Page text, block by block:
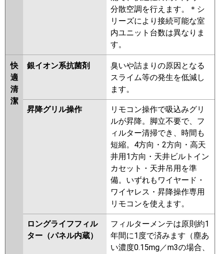
分散空調を行えます。＊シ
リーズにより接続可能な室
内ユニット台数は異なりま
す。
快
適
清
潔
銀イオン系抗菌剤
臭いや詰まりの原因となる
スライム等の発生を低減し
ます。
昇降グリル操作
リモコン操作で吸込みグリ
ルが昇降。脚立不要で、フ
ィルター清掃でき、時間も
短縮。4方向・2方向・高天
井用1方向・天井ビルトイン
カセット・天井吊用を準
備。いずれもワイヤード・
ワイヤレス・昇降操作専用
リモコンを使えます。
ロングライフフィル
ター（パネル内蔵）
フィルターメンテは原則約1
年間に1度で済みます（塵あ
い濃度0.15mg／m3の場合、